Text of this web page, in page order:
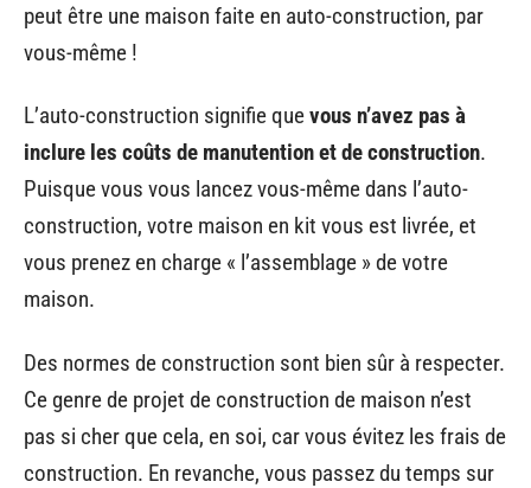
peut être une maison faite en auto-construction, par
vous-même !
L’auto-construction signifie quevous n’avez pas à
inclure les coûts de manutention et de construction.
Puisque vous vous lancez vous-même dans l’auto-
construction, votre maison en kit vous est livrée, et
vous prenez en charge « l’assemblage » de votre
maison.
Des normes de construction sont bien sûr à respecter.
Ce genre de projet de construction de maison n’est
pas si cher que cela, en soi, car vous évitez les frais de
construction. En revanche, vous passez du temps sur